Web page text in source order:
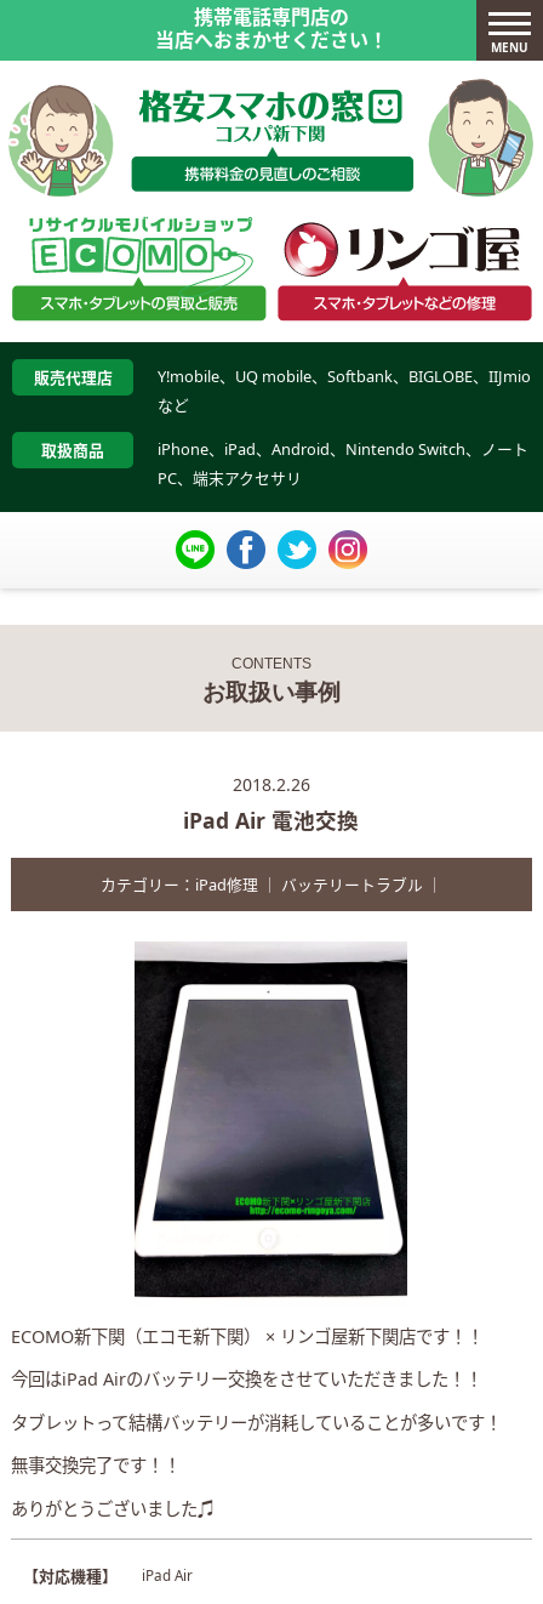
携帯電話専門店の
当店へおまかせください！
販売代理店
Y!mobile、UQ mobile、Softbank、BIGLOBE、IIJmio
など
取扱商品
iPhone、iPad、Android、Nintendo Switch、ノート
PC、端末アクセサリ
MENU
CONTENTS
お取扱い事例
2018.2.26
iPad Air 電池交換
カテゴリー： iPad修理 ｜ バッテリートラブル ｜
ECOMO新下関（エコモ新下関） × リンゴ屋新下関店です！！
今回はiPad Airのバッテリー交換をさせていただきました！！
タブレットって結構バッテリーが消耗していることが多いです！
無事交換完了です！！
ありがとうございました♫
【対応機種】 iPad Air